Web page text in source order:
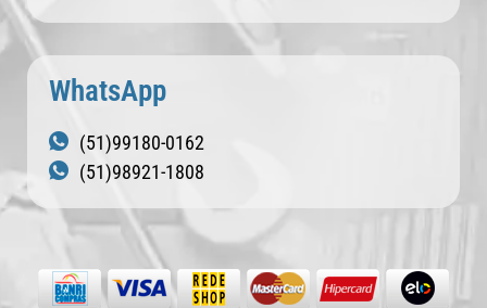
WhatsApp
(51)99180-0162
(51)98921-1808